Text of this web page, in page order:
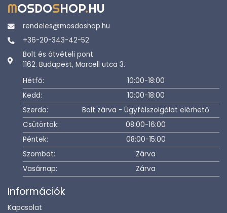
MOSDOSHOP.HU
rendeles@mosdoshop.hu
+36-20-343-42-52
Bolt és átvételi pont
1162. Budapest, Marcell utca 3.
Hétfő:
10:00-18:00
Kedd:
10:00-18:00
Szerda:
Bolt zárva - Ügyfélszolgálat elérhető
Csütörtök:
08:00-16:00
Péntek:
08:00-15:00
Szombat:
Zárva
Vasárnap:
Zárva
Információk
Kapcsolat